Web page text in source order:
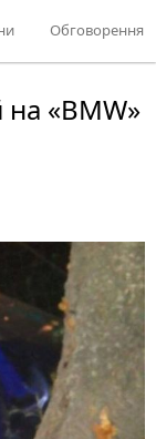
Обговорення
на «BMW»